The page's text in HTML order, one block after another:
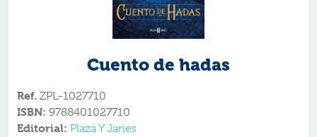
Cuento de hadas
Ref. ZPL-1027710
ISBN: 9788401027710
Editorial: Plaza Y Janes